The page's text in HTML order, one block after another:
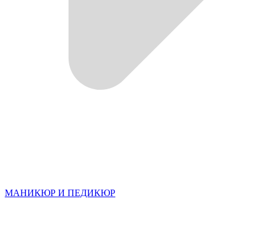
МАНИКЮР И ПЕДИКЮР